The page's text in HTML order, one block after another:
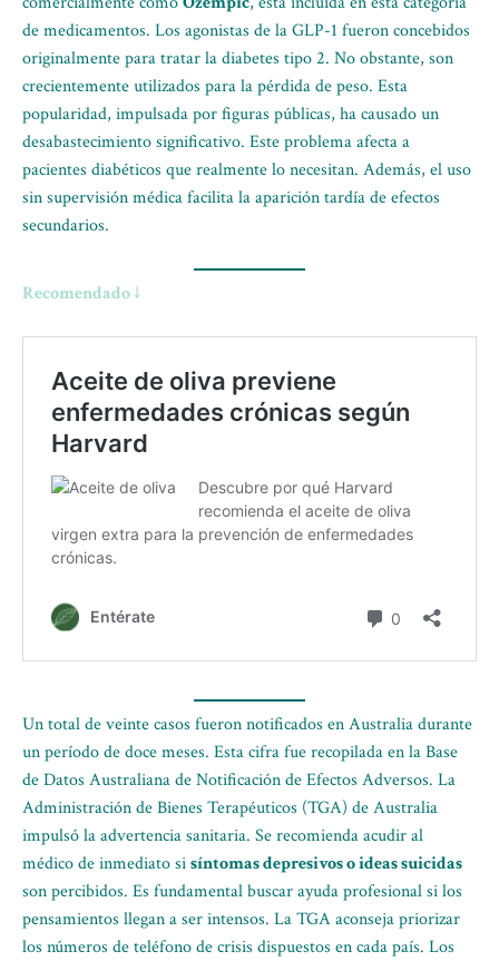
de medicamentos. Los agonistas de la GLP-1 fueron concebidos
originalmente para tratar la diabetes tipo 2. No obstante, son
crecientemente utilizados para la pérdida de peso. Esta
popularidad, impulsada por figuras públicas, ha causado un
desabastecimiento significativo. Este problema afecta a
pacientes diabéticos que realmente lo necesitan. Además, el uso
sin supervisión médica facilita la aparición tardía de efectos
secundarios.
Recomendado ↓
Un total de veinte casos fueron notificados en Australia durante
un período de doce meses. Esta cifra fue recopilada en la Base
de Datos Australiana de Notificación de Efectos Adversos. La
Administración de Bienes Terapéuticos (TGA) de Australia
impulsó la advertencia sanitaria. Se recomienda acudir al
médico de inmediato sisíntomas depresivos o ideas suicidas
son percibidos. Es fundamental buscar ayuda profesional si los
pensamientos llegan a ser intensos. La TGA aconseja priorizar
los números de teléfono de crisis dispuestos en cada país. Los